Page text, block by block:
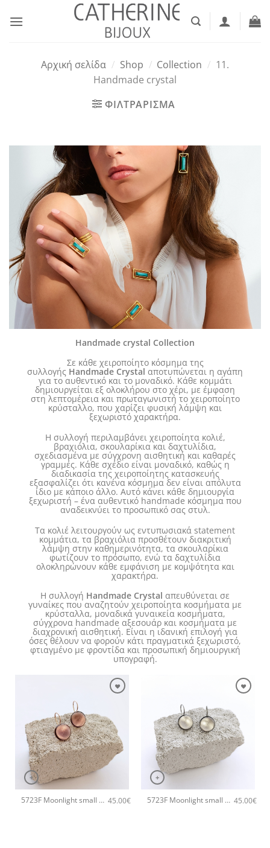
στο
Αρχική σελίδα / Shop / Collection / 11.
Handmade crystal
ΦΙΛΤΡΑΡΙΣΜΑ
Handmade crystal Collection
Σε κάθε χειροποίητο κόσμημα της
συλλογής Handmade Crystal αποτυπώνεται η αγάπη
για το αυθεντικό και το μοναδικό. Κάθε κομμάτι
δημιουργείται εξ ολοκλήρου στο χέρι, με έμφαση
στη λεπτομέρεια και πρωταγωνιστή το χειροποίητο
κρύσταλλο, που χαρίζει φυσική λάμψη και
ξεχωριστό χαρακτήρα.
Η συλλογή περιλαμβάνει χειροποίητα κολιέ,
βραχιόλια, σκουλαρίκια και δαχτυλίδια,
σχεδιασμένα με σύγχρονη αισθητική και καθαρές
γραμμές. Κάθε σχέδιο είναι μοναδικό, καθώς η
διαδικασία της χειροποίητης κατασκευής
εξασφαλίζει ότι κανένα κόσμημα δεν είναι απόλυτα
ίδιο με κάποιο άλλο. Αυτό κάνει κάθε δημιουργία
ξεχωριστή – ένα αυθεντικό handmade κόσμημα που
αναδεικνύει το προσωπικό σας στυλ.
Τα κολιέ λειτουργούν ως εντυπωσιακά statement
κομμάτια, τα βραχιόλια προσθέτουν διακριτική
λάμψη στην καθημερινότητα, τα σκουλαρίκια
φωτίζουν το πρόσωπο, ενώ τα δαχτυλίδια
ολοκληρώνουν κάθε εμφάνιση με κομψότητα και
χαρακτήρα.
Η συλλογή Handmade Crystal απευθύνεται σε
γυναίκες που αναζητούν χειροποίητα κοσμήματα με
κρύσταλλα, μοναδικά γυναικεία κοσμήματα,
σύγχρονα handmade αξεσουάρ και κοσμήματα με
διαχρονική αισθητική. Είναι η ιδανική επιλογή για
όσες θέλουν να φορούν κάτι πραγματικά ξεχωριστό,
φτιαγμένο με φροντίδα και προσωπική δημιουργική
υπογραφή.
+
5723F Moonlight small χειροποίητα σκουλαρίκια Catherine bijoux Μωβ 45.00€
+
5723F Moonlight small χειροποίητα σκουλαρίκια Catherine bijoux Γκρι 45.00€